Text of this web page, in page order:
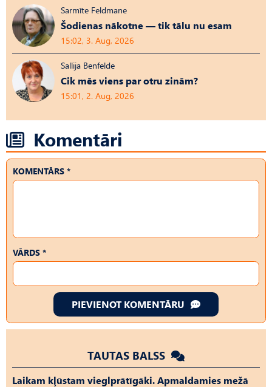
Sarmīte Feldmane
Šodienas nākotne — tik tālu nu esam
15:02, 3. Aug, 2026
Sallija Benfelde
Cik mēs viens par otru zinām?
15:01, 2. Aug, 2026
Komentāri
KOMENTĀRS *
VĀRDS *
PIEVIENOT KOMENTĀRU
TAUTAS BALSS
Laikam kļūstam vieglprātīgāki. Apmaldamies mežā